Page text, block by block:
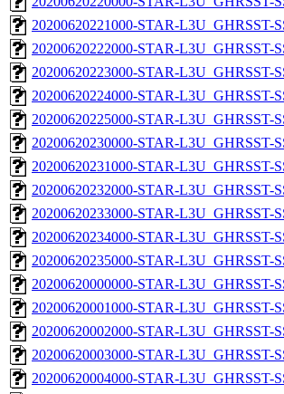
20200620221000-STAR-L3U_GHRSST-
20200620222000-STAR-L3U_GHRSST-
20200620223000-STAR-L3U_GHRSST-
20200620224000-STAR-L3U_GHRSST-
20200620225000-STAR-L3U_GHRSST-
20200620230000-STAR-L3U_GHRSST-
20200620231000-STAR-L3U_GHRSST-
20200620232000-STAR-L3U_GHRSST-
20200620233000-STAR-L3U_GHRSST-
20200620234000-STAR-L3U_GHRSST-
20200620235000-STAR-L3U_GHRSST-
20200620000000-STAR-L3U_GHRSST-
20200620001000-STAR-L3U_GHRSST-
20200620002000-STAR-L3U_GHRSST-
20200620003000-STAR-L3U_GHRSST-
20200620004000-STAR-L3U_GHRSST-